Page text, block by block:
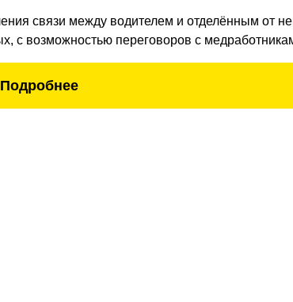
связи между водителем и отделённым от
с возможностью переговоров с
Подробнее